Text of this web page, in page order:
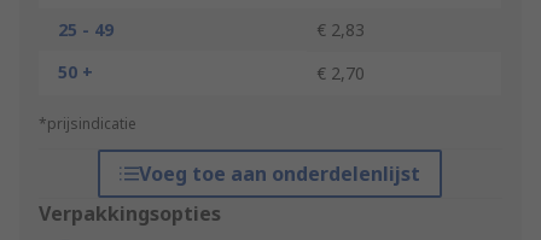
25 - 49
€ 2,83
50 +
€ 2,70
*prijsindicatie
Voeg toe aan onderdelenlijst
Verpakkingsopties